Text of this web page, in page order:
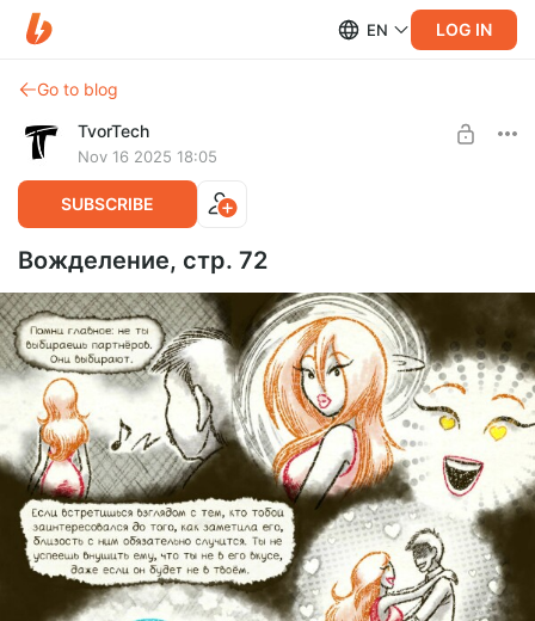
EN LOG IN
Go to blog
TvorTech
Nov 16 2025 18:05
SUBSCRIBE
Вожделение, стр. 72